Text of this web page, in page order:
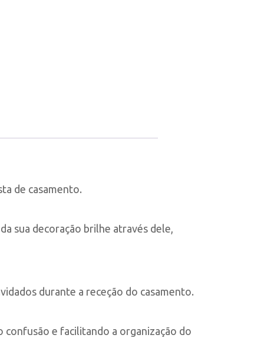
de casamento.
sua decoração brilhe através dele,
durante a receção do casamento.
confusão e facilitando a organização do